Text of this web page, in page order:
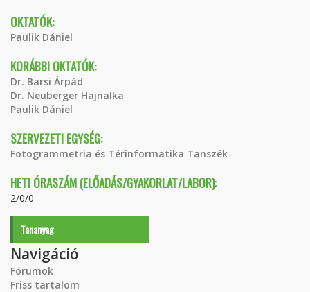
OKTATÓK:
Paulik Dániel
KORÁBBI OKTATÓK:
Dr. Barsi Árpád
Dr. Neuberger Hajnalka
Paulik Dániel
SZERVEZETI EGYSÉG:
Fotogrammetria és Térinformatika Tanszék
HETI ÓRASZÁM (ELŐADÁS/GYAKORLAT/LABOR):
2/0/0
Tananyag
Navigáció
Fórumok
Friss tartalom